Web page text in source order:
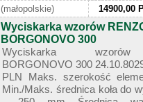
(małopolskie) 14900,00
Wyciskarka wzorów
BORGONOVO 300
Wyciskarka
BORGONOVO 300
PLN Maks. szerokość
Min./Maks. średnica koła do